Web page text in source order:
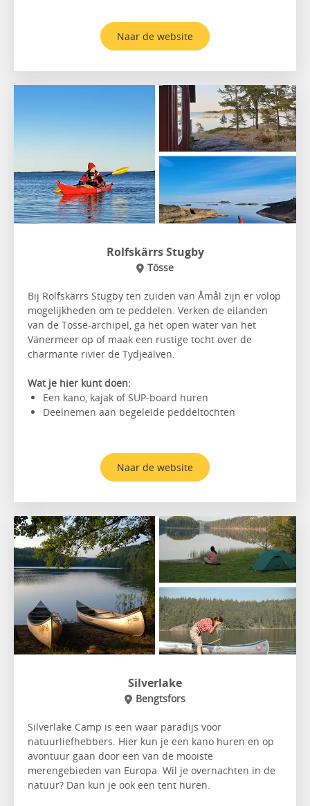
Naar de website
Rolfskärrs Stugby
Tösse
Bij Rolfskärrs Stugby ten zuiden van Åmål zijn er volop
mogelijkheden om te peddelen. Verken de eilanden
van de Tösse-archipel, ga het open water van het
Vänermeer op of maak een rustige tocht over de
charmante rivier de Tydjeälven.
Wat je hier kunt doen:
Een kano, kajak of SUP-board huren
Deelnemen aan begeleide peddeltochten
Naar de website
Silverlake
Bengtsfors
Silverlake Camp is een waar paradijs voor
natuurliefhebbers. Hier kun je een kano huren en op
avontuur gaan door een van de mooiste
merengebieden van Europa. Wil je overnachten in de
natuur? Dan kun je ook een tent huren.